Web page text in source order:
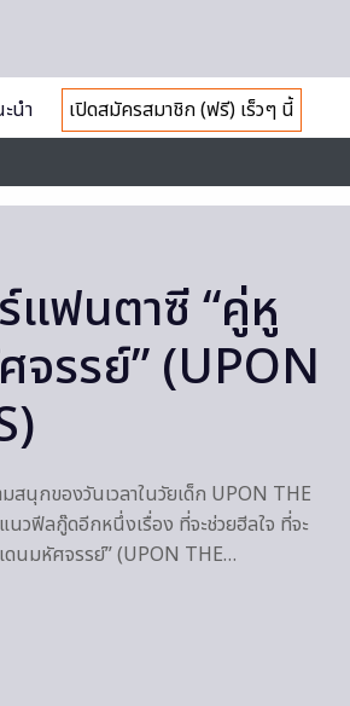
นำ
เปิดสมัครสมาชิก (ฟรี) เร็วๆ นี้
แฟนตาซี “คู่หู
รรย์” (UPON
นุกของวันเวลาในวัยเด็ก UPON THE
วฟีลกู๊ดอีกหนึ่งเรื่อง ที่จะช่วยฮีลใจ ที่จะ
นมหัศจรรย์” (UPON THE…